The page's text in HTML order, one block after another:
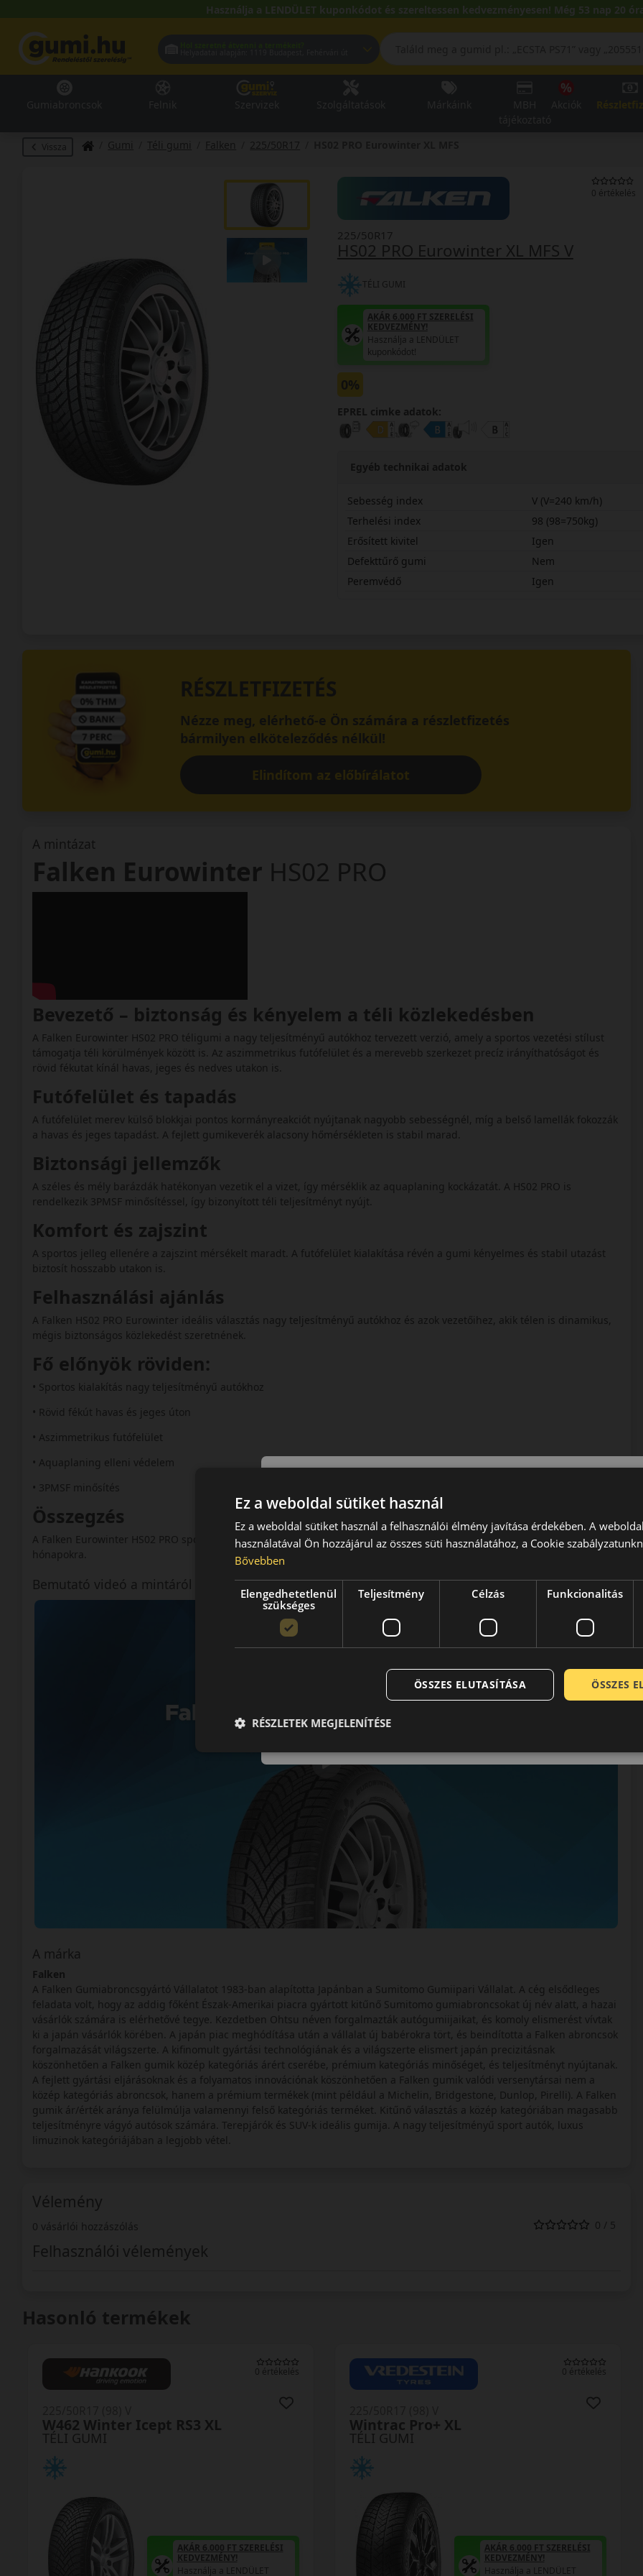
Használja a LENDÜLET kuponkódot és szereltessen kedvezményesen! Még 53 nap 20
Vissza Gumi Téli gumi Falken 225/50R17
0 értékelés
HS02 PRO Eurowinter XL MFS V
225/50R17
TÉLI GUMI
AKÁR 6.000 FT SZERELÉSI
KEDVEZMÉNY!
Használja a LENDÜLET
kuponkódot!
0%
EPREL cimke adatok:
Egyéb technikai adatok
Sebesség index
V (V=240 km/h)
Terhelési index
98 (98=750kg)
Erősített kivitel
Igen
Defekttűrő gumi
Nem
Peremvédő
Igen
RÉSZLETFIZETÉS
Nézze meg, elérhető-e Ön számára a részletfizetés
bármilyen elköteleződés nélkül!
Elindítom az előbírálatot
A mintázat
Falken Eurowinter HS02 PRO
Bevezető – biztonság és kényelem a téli közlekedésben
A Falken Eurowinter HS02 PRO téligumi a nagy teljesítményű autókhoz tervezett verzió, amely a sportos vezetési stílust
támogatja téli körülmények között is. Az aszimmetrikus futófelület és a merevebb szerkezet precíz irányíthatóságot és
rövid fékutat kínál havas, jeges és nedves utakon is.
Futófelület és tapadás
A futófelület merev külső blokkjai pontos kormányreakciót nyújtanak nagyobb sebességnél, míg a belső lamellák fokozzák
a havas és jeges tapadást. A fejlett gumikeverék alacsony hőmérsékleten is stabil marad.
Biztonsági jellemzők
A széles és mély barázdák hatékonyan vezetik el a vizet, így mérséklik az aquaplaning kockázatát. A HS02 PRO is
rendelkezik 3PMSF minősítéssel, így bizonyított téli teljesítményt nyújt.
Komfort és zajszint
A sportos jelleg ellenére a zajszint mérsékelt maradt. A futófelület kialakítása révén a gumi kényelmes és stabil utazást
biztosít hosszabb utakon is.
Felhasználási ajánlás
A Falken HS02 PRO Eurowinter ideális választás nagy teljesítményű autókhoz és azok vezetőihez, akik télen is dinamikus,
mégis biztonságos közlekedést szeretnének.
Fő előnyök röviden:
• Sportos kialakítás nagy teljesítményű autókhoz
• Rövid fékút havas és jeges úton
• Aszimmetrikus futófelület
• Aquaplaning elleni védelem
• 3PMSF minősítés
Összegzés
A Falken Eurowinter HS02 PRO sportos, biztonságos és megbízható téli gumi, amely prémium teljesítményt kínál a hideg
hónapokra.
Bemutató videó a mintáról
A márka
Falken
A Falken Gumiabroncsgyártó Vállalatot 1983-ban alapította Japánban a Sumitomo Gumiipari Vállalat. A cég elsődleges
feladata volt, hogy az addig főként Észak-Amerikai piacra gyártott kitűnő Sumitomo gumiabroncsokat új név alatt, a hazai
vásárlók számára is elérhetővé tegye. Kezdetben Ohtsu néven forgalmazták autógumiijaikat, és komoly elismerést vívtak
ki a japán vásárlók körében. A japán piac meghódítása után a vállalat új babérokra tört, és beindította a Falken abroncsok
forgalmazását világszerte. A kifinomult gyártási technológiának és a világszerte elismert japán precizitásnak
köszönhetően a Falken gumik közép kategóriás árért cserébe, prémium kategóriás minőséget, és teljesítményt nyújtanak.
A fejlett gyártási eljárásoknak és a folyamatos innovációnak köszönhetően a Falken gumik valódi versenytársai nem a
közép kategóriás abroncsok, hanem a prémium termékek (mint például a Michelin, Bridgestone, Dunlop, Pirelli). A Falken
gumik ár/érték aránya felülmúlja valamennyi felső kategóriás terméket. Kitűnő választás a közép kategóriában magasabb
teljesítményre vágyó autósok számára. Terepjárók és SUV-k ideális gumija. A nagy teljesítményű sport autók, luxus
limuzinok kategóriájában a legjobb vétel.
Vélemény
0 vásárlói hozzászólás 0 / 5
Felhasználói vélemények
Hasonló termékek
0 értékelés
TÉLI GUMI
W462 Winter Icept RS3 XL
AKÁR 6.000 FT SZERELÉSI
KEDVEZMÉNY!
Használja a LENDÜLET
0 értékelés
TÉLI GUMI
Wintrac Pro+ XL
AKÁR 6.000 FT SZERELÉSI
KEDVEZMÉNY!
Használja a LENDÜLET
Ez a weboldal sütiket használ
Ez a weboldal sütiket használ a felhasználói élmény javítása érdekében. A
használatával Ön hozzájárul az összes süti használatához, a Cookie
Bővebben
Elengedhetetlenül
szükséges
Teljesítmény Célzás Funkcionalitás
ÖSSZES
ÖSSZES ELUTASÍTÁSA
RÉSZLETEK MEGJELENÍTÉSE